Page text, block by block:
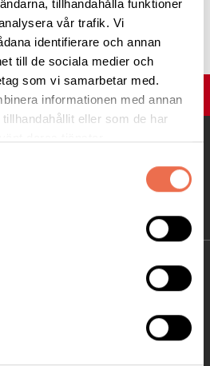
tillhandahålla funktioner
vår trafik. Vi
identifierare och annan
till de sociala medier och
som vi samarbetar med.
informationen med annan
eller som de har
UPP